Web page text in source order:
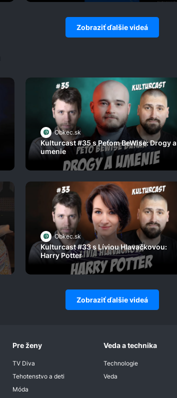
Zobraziť ďalšie videá
Obkec.sk
Kulturcast #35 s Peťom BeWise: Drogy a
umenie
Obkec.sk
Kulturcast #33 s Líviou Hlavačkovou:
Harry Potter
Zobraziť ďalšie videá
Pre ženy
TV Diva
Tehotenstvo a deti
Móda
Veda a technika
Technologie
Veda